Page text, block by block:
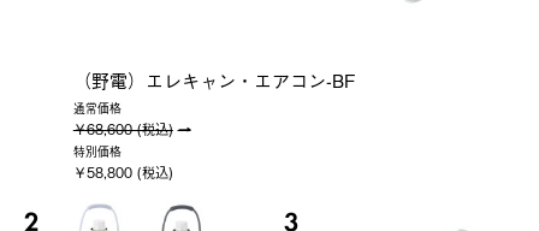
（野電）エレキャン・エアコン-BF
通常価格
￥68,600 (税込)
特別価格
￥58,800 (税込)
2 3